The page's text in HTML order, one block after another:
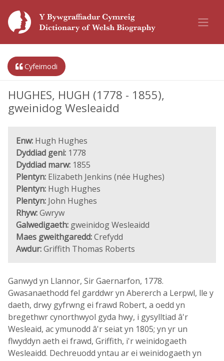
Cyfeirnodi
HUGHES, HUGH (1778 - 1855),
gweinidog Wesleaidd
Enw: Hugh Hughes
Dyddiad geni: 1778
Dyddiad marw: 1855
Plentyn: Elizabeth Jenkins (née Hughes)
Plentyn: Hugh Hughes
Plentyn: John Hughes
Rhyw:Gwryw
Galwedigaeth: gweinidog Wesleaidd
Maes gweithgaredd:Crefydd
Awdur:Griffith Thomas Roberts
Ganwyd yn Llannor, Sir Gaernarfon, 1778.
Gwasanaethodd fel garddwr yn Abererch a Lerpwl, lle y
daeth, drwy gyfrwng ei frawd Robert, a oedd yn
bregethwr cynorthwyol gyda hwy, i gysylltiad â'r
Wesleaid, ac ymunodd â'r seiat yn 1805; yn yr un
flwyddyn aeth ei frawd, Griffith, i'r weinidogaeth
Wesleaidd. Dechreuodd yntau ar ei weinidogaeth yn